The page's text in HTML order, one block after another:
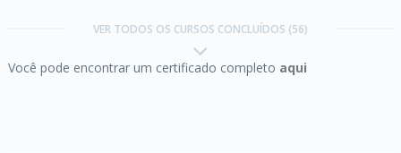
VER TODOS OS CURSOS CONCLUÍDOS (56)
Você pode encontrar um certificado completo aqui